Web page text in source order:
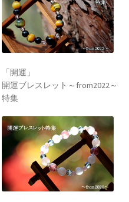
「開運」
開運ブレスレット～from2022～
特集